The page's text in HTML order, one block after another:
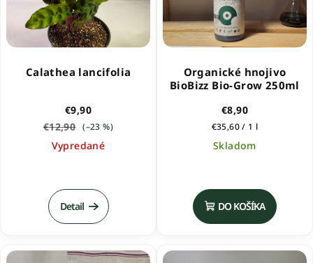
Calathea lancifolia
€9,90
€12,90 (–23 %)
Vypredané
Detail
Organické hnojivo
BioBizz Bio-Grow 250ml
€8,90
Jednotková
cena:
€35,60 / 1 l
Skladom
produktu
je
5,0
5
DO KOŠÍKA